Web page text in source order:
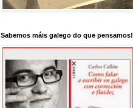
Sabemos máis galego do que pensamos!